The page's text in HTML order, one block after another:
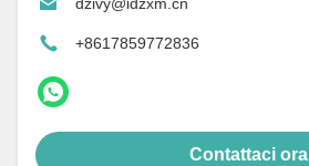
+8617859772836
Contattaci ora